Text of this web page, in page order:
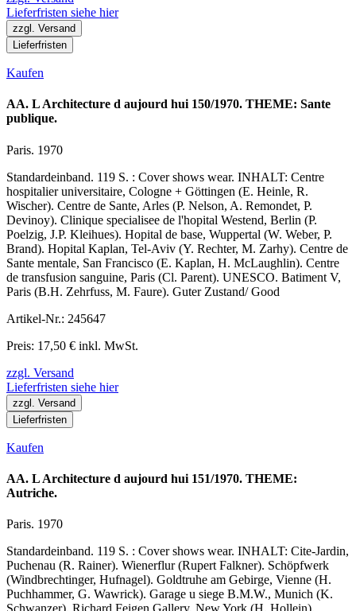
Lieferfristen siehe hier
zzgl. Versand
Lieferfristen
Kaufen
AA. L Architecture d aujourd hui 150/1970. THEME: Sante
publique.
Paris. 1970
Standardeinband. 119 S. : Cover shows wear. INHALT: Centre
hospitalier universitaire, Cologne + Göttingen (E. Heinle, R.
Wischer). Centre de Sante, Arles (P. Nelson, A. Remondet, P.
Devinoy). Clinique specialisee de l'hopital Westend, Berlin (P.
Poelzig, J.P. Kleihues). Hopital de base, Wuppertal (W. Weber, P.
Brand). Hopital Kaplan, Tel-Aviv (Y. Rechter, M. Zarhy). Centre de
Sante mentale, San Francisco (E. Kaplan, H. McLaughlin). Centre
de transfusion sanguine, Paris (Cl. Parent). UNESCO. Batiment V,
Paris (B.H. Zehrfuss, M. Faure). Guter Zustand/ Good
Artikel-Nr.: 245647
Preis: 17,50 € inkl. MwSt.
zzgl. Versand
Lieferfristen siehe hier
zzgl. Versand
Lieferfristen
Kaufen
AA. L Architecture d aujourd hui 151/1970. THEME:
Autriche.
Paris. 1970
Standardeinband. 119 S. : Cover shows wear. INHALT: Cite-Jardin,
Puchenau (R. Rainer). Wienerflur (Rupert Falkner). Schöpfwerk
(Windbrechtinger, Hufnagel). Goldtruhe am Gebirge, Vienne (H.
Puchhammer, G. Wawrick). Garage u siege B.M.W., Munich (K.